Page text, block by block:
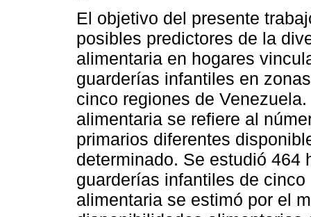
El objetivo del presente
posibles predictores de la
alimentaria en hogares
guarderías infantiles en
cinco regiones de
alimentaria se refiere al
primarios diferentes
determinado. Se estudió 464
guarderías infantiles de
alimentaria se estimó por el